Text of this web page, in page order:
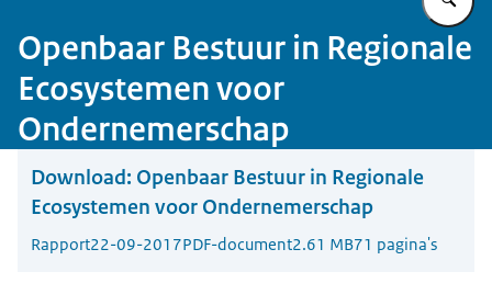
Openbaar Bestuur in Regionale
Ecosystemen voor
Ondernemerschap
Download: Openbaar Bestuur in Regionale
Ecosystemen voor Ondernemerschap
Rapport22-09-2017PDF-document2.61 MB71 pagina's